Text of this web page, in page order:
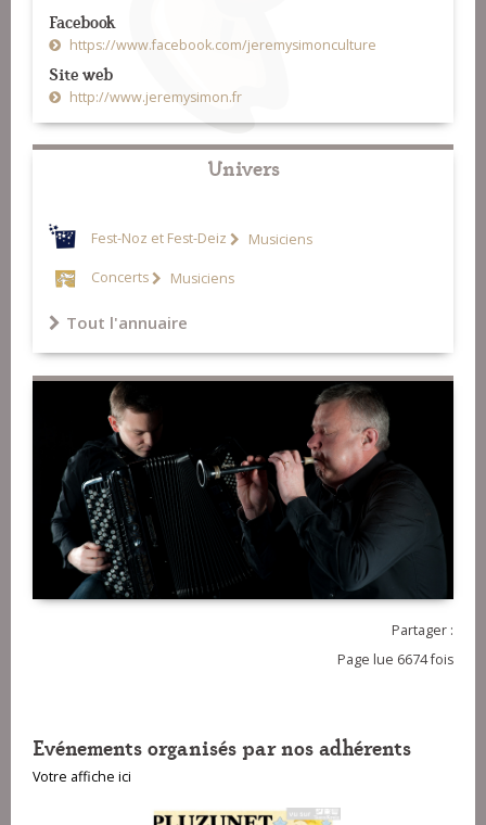
Facebook
https://www.facebook.com/jeremysimonculture
Site web
http://www.jeremysimon.fr
Univers
Fest-Noz et Fest-Deiz Musiciens
Concerts Musiciens
Tout l'annuaire
Partager :
Page lue 6674 fois
Evénements organisés par nos adhérents
Votre affiche ici